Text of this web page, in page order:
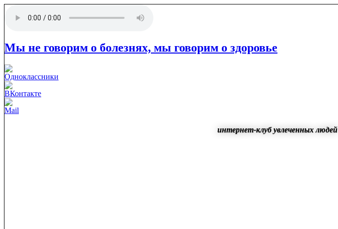
Мы не говорим о болезнях, мы говорим о здоровье
интернет-клуб увлеченных людей